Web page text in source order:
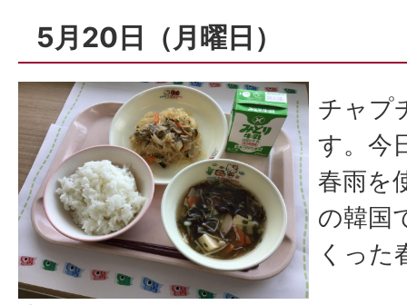
5月20日（月曜日）
チャプ
す。今
春雨を
の韓国
くった